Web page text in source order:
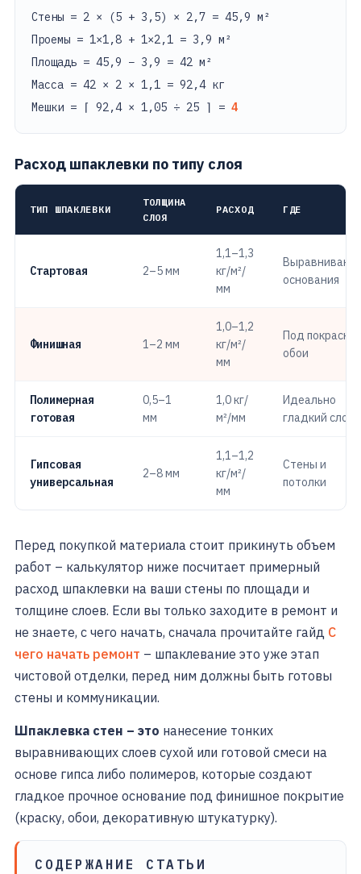
Стены = 2 × (5 + 3,5) × 2,7 = 45,9 м²
Проемы = 1×1,8 + 1×2,1 = 3,9 м²
Площадь = 45,9 − 3,9 = 42 м²
Масса = 42 × 2 × 1,1 = 92,4 кг
Мешки = ⌈ 92,4 × 1,05 ÷ 25 ⌉ = 4
Расход шпаклевки по типу слоя
ТИП ШПАКЛЕВКИ
ТОЛЩИНА
СЛОЯ
РАСХОД ГДЕ
Стартовая 2–5 мм
1,1–1,3
кг/м²/
мм
основания
Финишная 1–2 мм
1,0–1,2
кг/м²/
мм
Под покраску,
обои
Полимерная
готовая
0,5–1
мм
1,0 кг/
м²/мм
Идеально
гладкий слой
Гипсовая
универсальная
2–8 мм
1,1–1,2
кг/м²/
мм
Стены и
потолки
Перед покупкой материала стоит прикинуть объем
работ – калькулятор ниже посчитает примерный
расход шпаклевки на ваши стены по площади и
толщине слоев. Если вы только заходите в ремонт и
не знаете, с чего начать, сначала прочитайте гайд С
чего начать ремонт – шпаклевание это уже этап
чистовой отделки, перед ним должны быть готовы
стены и коммуникации.
Шпаклевка стен – это нанесение тонких
выравнивающих слоев сухой или готовой смеси на
основе гипса либо полимеров, которые создают
гладкое прочное основание под финишное покрытие
(краску, обои, декоративную штукатурку).
СОДЕРЖАНИЕ СТАТЬИ